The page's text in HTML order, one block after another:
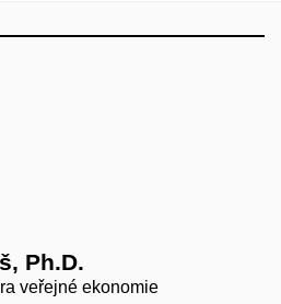
Ph.D.
veřejné ekonomie